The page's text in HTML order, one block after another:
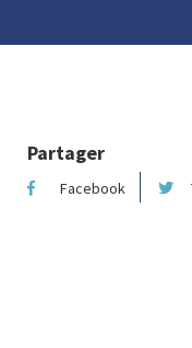
Partager
Facebook